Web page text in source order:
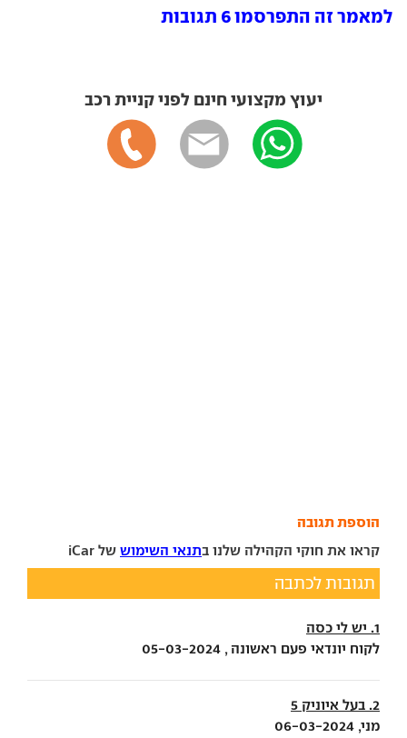
למאמר זה התפרסמו 6 תגובות
יעוץ מקצועי חינם לפני קניית רכב
הוספת תגובה
קראו את חוקי הקהילה שלנו בתנאי השימוש של iCar
תגובות לכתבה
1. יש לי כסה
לקוח יונדאי פעם ראשונה , 05-03-2024
2. בעל איוניק 5
מני, 06-03-2024